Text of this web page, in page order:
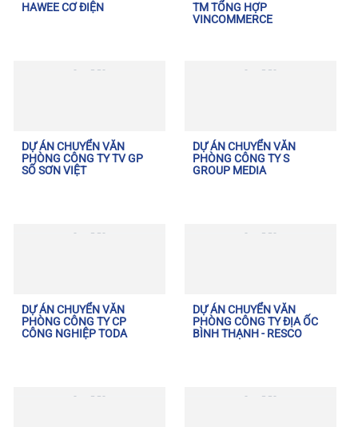
HAWEE CƠ ĐIỆN
TM TỔNG HỢP
VINCOMMERCE
DỰ ÁN CHUYỂN VĂN
PHÒNG CÔNG TY TV GP
SỐ SƠN VIỆT
DỰ ÁN CHUYỂN VĂN
PHÒNG CÔNG TY S
GROUP MEDIA
DỰ ÁN CHUYỂN VĂN
PHÒNG CÔNG TY CP
CÔNG NGHIỆP TODA
DỰ ÁN CHUYỂN VĂN
PHÒNG CÔNG TY ĐỊA ỐC
BÌNH THẠNH - RESCO